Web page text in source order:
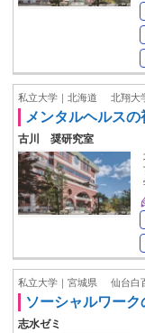
私立大学｜北海道 北翔大
メンタルヘルス
古川 奨研究室
私立大学｜宮城県 仙台白
ソーシャルワー
志水ゼミ